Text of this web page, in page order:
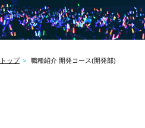
トップ 職種紹介 開発コース(開発部)